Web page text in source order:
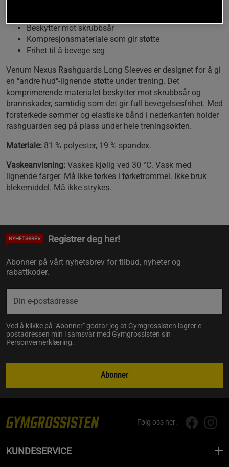
Beskytter mot skrubbsår
Kompresjonsmateriale som gir støtte
Frihet til å bevege seg
Venum Nexus Rashguards Long Sleeves er designet for å gi
en "andre hud"-lignende støtte under trening. Det
komprimerende materialet beskytter mot skrubbsår og
brannskader, samtidig som det gir full bevegelsesfrihet. Med
forsterkede sømmer og elastiske bånd i nederkanten holder
rashguarden seg på plass under hele treningsøkten.
Materiale: 81 % polyester, 19 % spandex.
Vaskeanvisning: Vaskes kjølig ved 30 °C. Vask med
lignende farger. Må ikke tørkes i tørketrommel. Ikke bruk
blekemiddel. Må ikke strykes.
NYHETSBREV Registrer deg her!
Abonner på vårt nyhetsbrev for tilbud, nyheter og
rabattkoder.
Ved å klikke på "Abonner" godtar jeg at Gymgrossisten lagrer e-
postadressen min i samsvar med Gymgrossisten sin
Personvernerklæring.
Abonner
Følg oss her:
KUNDESERVICE